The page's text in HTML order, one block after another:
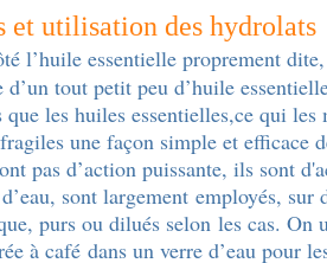
et utilisation des hydrolats
l’huile essentielle proprement
tout petit peu d’huile
les huiles essentielles,ce qui les
une façon simple et efficace
pas d’action puissante, ils sont
sont largement employés, sur
purs ou dilués selon les cas. On
à café dans un verre d’eau pour